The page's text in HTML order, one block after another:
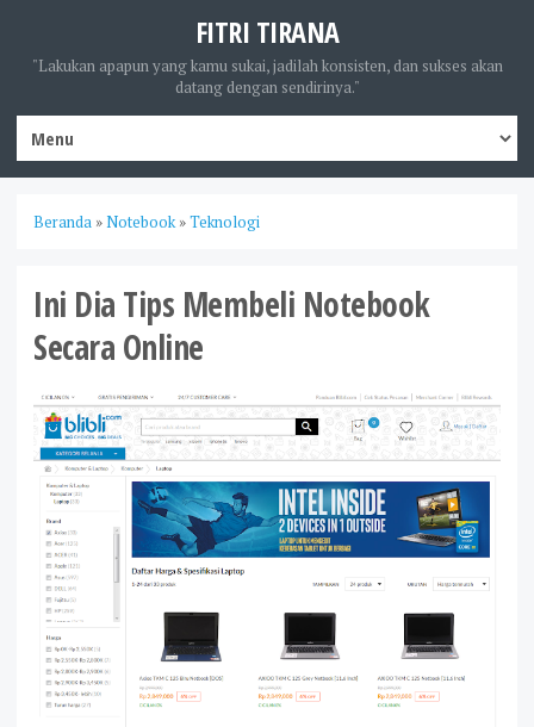
FITRI TIRANA
"Lakukan apapun yang kamu sukai, jadilah konsisten, dan sukses akan
datang dengan sendirinya."
Beranda »Notebook»Teknologi
Ini Dia Tips Membeli Notebook
Secara Online